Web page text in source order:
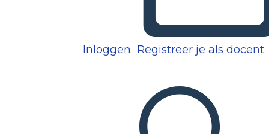
Inloggen Registreer je als docent